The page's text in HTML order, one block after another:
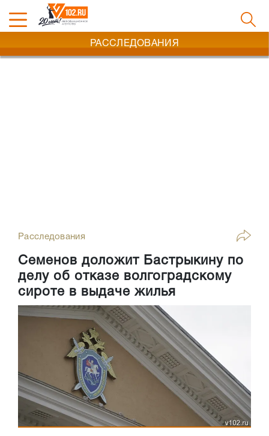
РАССЛЕДОВАНИЯ
Расследования
Семенов доложит Бастрыкину по
делу об отказе волгоградскому
сироте в выдаче жилья